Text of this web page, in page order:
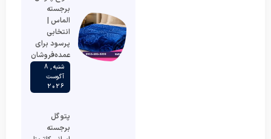
برجسته
الماس |
انتخابی
پرسود برای
عمده‌فروشان
شنبه , 8
آگوست
2026
پتو گل
برجسته